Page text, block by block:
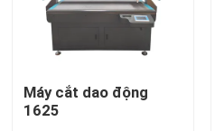
Video
Máy cắt dao động
1625